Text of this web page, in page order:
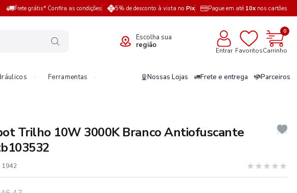
Frete grátis* Confira as condições 5% de desconto à vista no Pix Pague em até 10x nos cartões
Escolha sua
região
Entrar Favoritos
0
Carrinho
Ferramentas Nossas Lojas Frete e entrega Parceiros
Trilho 10W 3000K Branco Antiofuscante
1942